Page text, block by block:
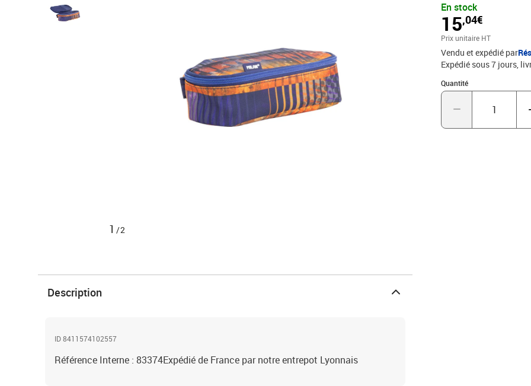
1 /2
En stock
15,04€
Prix unitaire HT
Vendu et expédié par
Expédié sous 7 jours
Quantité
Quantité : 1
Description
ID 8411574102557
Référence Interne : 83374Expédié de France par notre entrepot Lyonnais